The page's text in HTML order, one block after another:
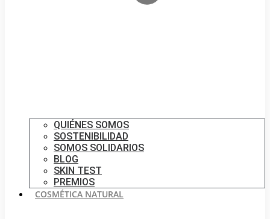
QUIÉNES SOMOS
SOSTENIBILIDAD
SOMOS SOLIDARIOS
BLOG
SKIN TEST
PREMIOS
COSMÉTICA NATURAL